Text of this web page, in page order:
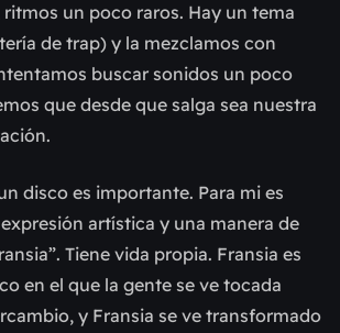
un poco raros. Hay un tema
de trap) y la mezclamos con
buscar sonidos un poco
que desde que salga sea nuestra
disco es importante. Para mi es
artística y una manera de
Tiene vida propia. Fransia es
en el que la gente se ve tocada
y Fransia se ve transformado